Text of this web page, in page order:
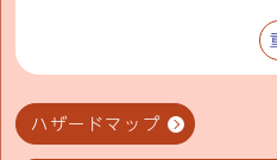
ハザードマップ